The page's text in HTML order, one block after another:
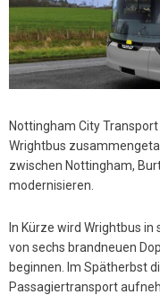
Nottingham City
Wrightbus
zwischen Nottingham,
modernisieren.
In Kürze wird Wrightbus
von sechs brandneuen
beginnen. Im Spätherbst
Passagiertransport